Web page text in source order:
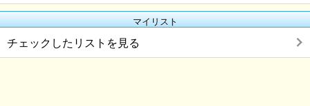
マイリスト
チェックしたリストを見る